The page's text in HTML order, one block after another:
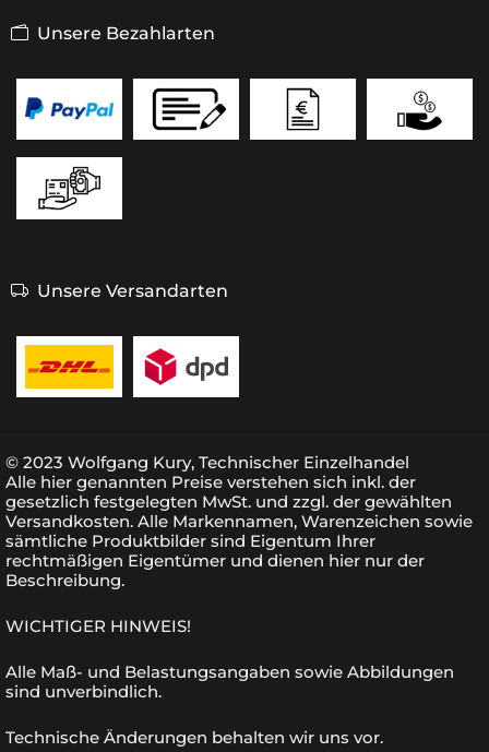
Unsere Bezahlarten
Unsere Versandarten
© 2023 Wolfgang Kury, Technischer Einzelhandel
Alle hier genannten Preise verstehen sich inkl. der
gesetzlich festgelegten MwSt. und zzgl. der gewählten
Versandkosten. Alle Markennamen, Warenzeichen sowie
sämtliche Produktbilder sind Eigentum Ihrer
rechtmäßigen Eigentümer und dienen hier nur der
Beschreibung.
WICHTIGER HINWEIS!
Alle Maß- und Belastungsangaben sowie Abbildungen
sind unverbindlich.
Technische Änderungen behalten wir uns vor.